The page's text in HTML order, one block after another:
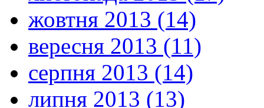
жовтня 2013 (14)
вересня 2013 (11)
серпня 2013 (14)
липня 2013 (13)